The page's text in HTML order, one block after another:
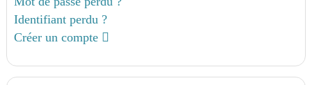
Identifiant perdu ?
Créer un compte